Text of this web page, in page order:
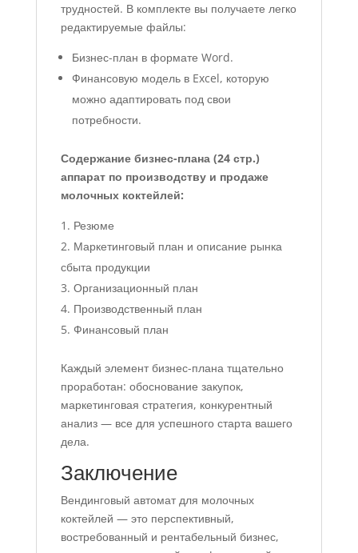
трудностей. В комплекте вы получаете легко
редактируемые файлы:
Бизнес-план в формате Word.
Финансовую модель в Excel, которую
можно адаптировать под свои
потребности.
Содержание бизнес-плана (24 стр.)
аппарат по производству и продаже
молочных коктейлей:
Резюме
Маркетинговый план и описание рынка
сбыта продукции
Организационный план
Производственный план
Финансовый план
Каждый элемент бизнес-плана тщательно
проработан: обоснование закупок,
маркетинговая стратегия, конкурентный
анализ — все для успешного старта вашего
дела.
Заключение
Вендинговый автомат для молочных
коктейлей — это перспективный,
востребованный и рентабельный бизнес,